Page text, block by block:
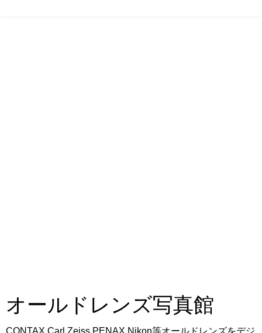
オールドレンズ写真館
CONTAX Carl Zeiss PENAX Nikon等オールドレンズをデジ